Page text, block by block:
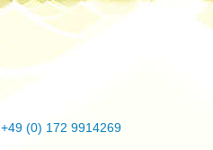
+49 (0) 172 9914269